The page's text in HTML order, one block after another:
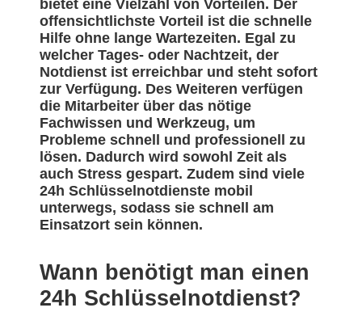
bietet eine Vielzahl von Vorteilen. Der
offensichtlichste Vorteil ist die schnelle
Hilfe ohne lange Wartezeiten. Egal zu
welcher Tages- oder Nachtzeit, der
Notdienst ist erreichbar und steht sofort
zur Verfügung. Des Weiteren verfügen
die Mitarbeiter über das nötige
Fachwissen und Werkzeug, um
Probleme schnell und professionell zu
lösen. Dadurch wird sowohl Zeit als
auch Stress gespart. Zudem sind viele
24h Schlüsselnotdienste mobil
unterwegs, sodass sie schnell am
Einsatzort sein können.
Wann benötigt man einen
24h Schlüsselnotdienst?